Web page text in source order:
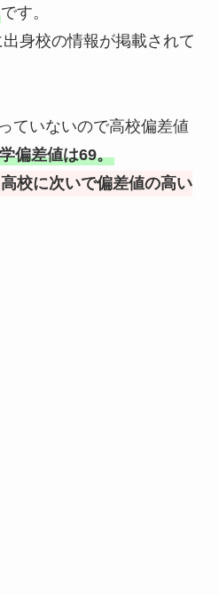
です。
身校の情報が掲載されて
ていないので高校偏差値
偏差値は69。
校に次いで偏差値の高い